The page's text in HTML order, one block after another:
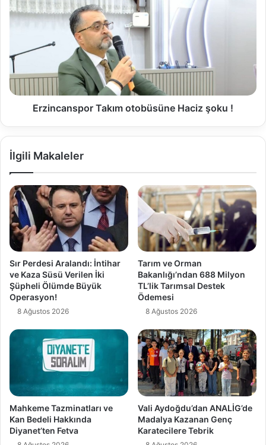
Erzincanspor Takım otobüsüne Haciz şoku !
İlgili Makaleler
Sır Perdesi Aralandı: İntihar
ve Kaza Süsü Verilen İki
Şüpheli Ölümde Büyük
Operasyon!
8 Ağustos 2026
Tarım ve Orman
Bakanlığı’ndan 688 Milyon
TL’lik Tarımsal Destek
Ödemesi
8 Ağustos 2026
Mahkeme Tazminatları ve
Kan Bedeli Hakkında
Diyanet’ten Fetva
Vali Aydoğdu’dan ANALİG’de
Madalya Kazanan Genç
Karatecilere Tebrik